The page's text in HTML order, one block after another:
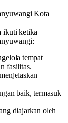
ikuti ketika
tempat
fasilitas.
baik, termasuk
diajarkan oleh